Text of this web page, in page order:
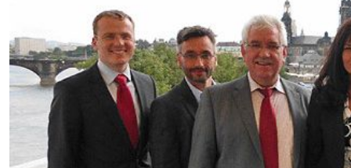
INTERNATIONALES
VERANSTALTUNGEN UND SEMINARE
MITGLIEDSCHAFT & SERVICE